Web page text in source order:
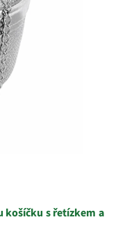
košíčku s řetízkem a